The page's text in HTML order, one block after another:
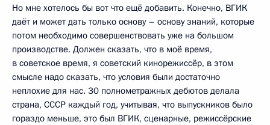
Но мне хотелось бы вот что ещё добавить. Конечно, ВГИК
даёт и может дать только основу – основу знаний, которые
потом необходимо совершенствовать уже на большом
производстве. Должен сказать, что в моё время,
в советское время, я советский кинорежиссёр, в этом
смысле надо сказать, что условия были достаточно
неплохие для нас. 30 полнометражных дебютов делала
страна, СССР каждый год, учитывая, что выпускников было
гораздо меньше, это был ВГИК, сценарные, режиссёрские